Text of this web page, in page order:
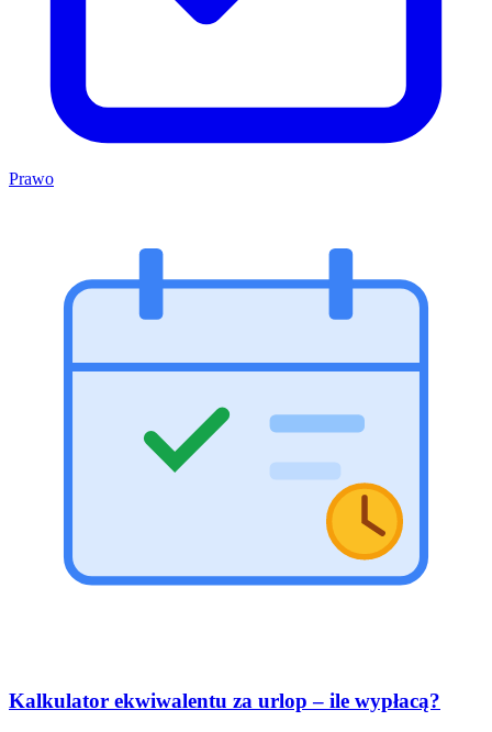
Prawo
Kalkulator ekwiwalentu za urlop – ile wypłacą?